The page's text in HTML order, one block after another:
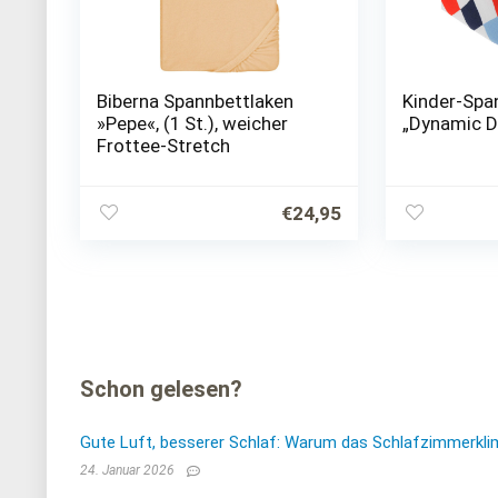
Biberna Spannbettlaken
»Pepe«, (1 St.), weicher
Frottee-Stretch
€24,95
Kinder-
„Dynamic
Schon gelesen?
Gute Luft, besserer Schlaf: Warum das
24. Januar 2026